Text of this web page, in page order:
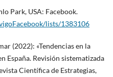
Park, USA: Facebook.
lists/1383106
(2022): «Tendencias en la
España. Revisión sistematizada
Científica de Estrategias,